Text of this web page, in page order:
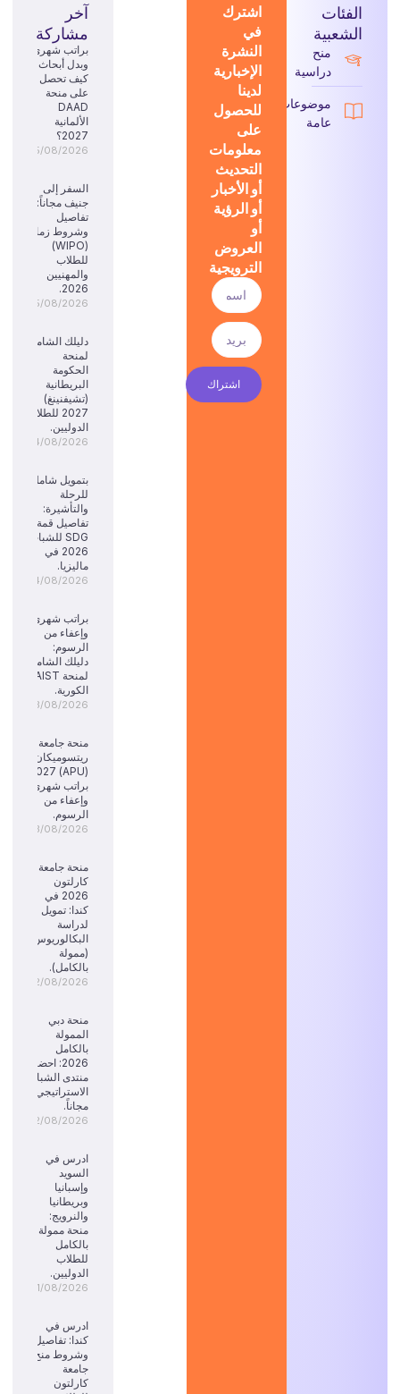
الفئات
الشعبية
منح
دراسية
موضوعات
عامة
اشترك
في
النشرة
الإخبارية
لدينا
للحصول
على
معلومات
التحديث
أو الأخبار
أو الرؤية
أو
العروض
الترويجية
اشتراك
آخر
مشاركة
براتب شهري
وبدل أبحاث:
كيف تحصل
على منحة
DAAD
الألمانية
2027؟
05/08/2026
السفر إلى
جنيف مجاناً:
تفاصيل
وشروط زمالة
(WIPO)
للطلاب
والمهنيين
2026.
05/08/2026
دليلك الشامل
لمنحة
الحكومة
البريطانية
(تشيفنينغ)
2027 للطلاب
الدوليين.
04/08/2026
بتمويل شامل
للرحلة
والتأشيرة:
تفاصيل قمة
SDG للشباب
2026 في
ماليزيا.
04/08/2026
براتب شهري
وإعفاء من
الرسوم:
دليلك الشامل
لمنحة KAIST
الكورية.
03/08/2026
منحة جامعة
ريتسوميكان
براتب شهري
وإعفاء من
الرسوم.
03/08/2026
منحة جامعة
كارلتون
2026 في
كندا: تمويل
لدراسة
البكالوريوس
(ممولة
بالكامل).
02/08/2026
منحة دبي
الممولة
بالكامل
2026: احضر
منتدى الشباب
الاستراتيجي
مجاناً.
02/08/2026
ادرس في
السويد
وإسبانيا
وبريطانيا
والنرويج:
منحة ممولة
بالكامل
للطلاب
الدوليين.
01/08/2026
ادرس في
كندا: تفاصيل
وشروط منح
جامعة
كارلتون